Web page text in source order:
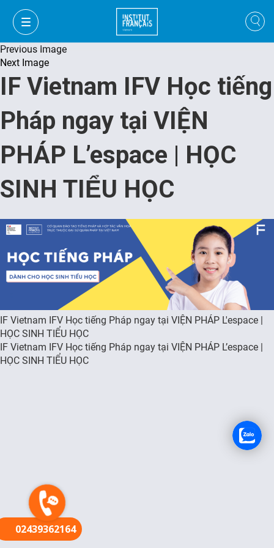
VI
VI
FR
Previous Image
Next Image
IF Vietnam IFV Học tiếng
Pháp ngay tại VIỆN
PHÁP L’espace | HỌC
SINH TIỂU HỌC
IF Vietnam IFV Học tiếng Pháp ngay tại VIỆN PHÁP L'espace |
HỌC SINH TIỂU HỌC
IF Vietnam IFV Học tiếng Pháp ngay tại VIỆN PHÁP L’espace |
HỌC SINH TIỂU HỌC
02439362164